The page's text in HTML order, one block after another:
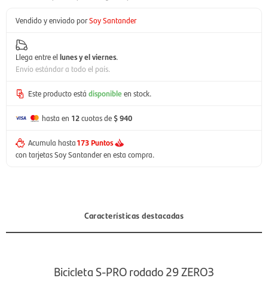
Vendido y enviado porSoy Santander
Llega entre el lunes y el viernes.
Envío estándar a todo el país.
Este producto está disponible en stock.
hasta en 12cuotas de$ 940
Acumula hasta173 Puntos
con tarjetas Soy Santander en esta compra.
Características destacadas
Bicicleta S-PRO rodado 29 ZERO3